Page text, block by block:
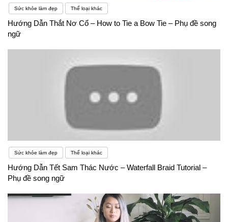
Sức khỏe làm đẹp Thể loại khác
Hướng Dẫn Thắt Nơ Cổ – How to Tie a Bow Tie – Phụ đề song
ngữ
Sức khỏe làm đẹp Thể loại khác
Hướng Dẫn Tết Sam Thác Nước – Waterfall Braid Tutorial –
Phụ đề song ngữ